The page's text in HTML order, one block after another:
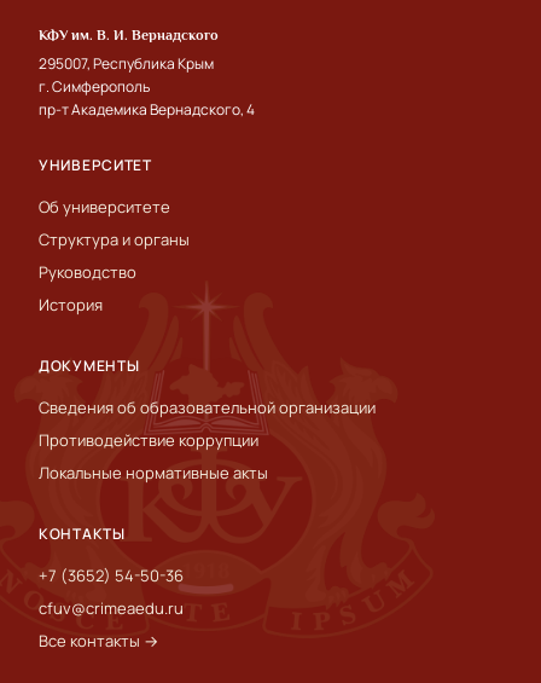
КФУ им. В. И. Вернадского
295007, Республика Крым
г. Симферополь
пр-т Академика Вернадского, 4
УНИВЕРСИТЕТ
Об университете
Структура и органы
Руководство
История
ДОКУМЕНТЫ
Сведения об образовательной организации
Противодействие коррупции
Локальные нормативные акты
КОНТАКТЫ
+7 (3652) 54-50-36
cfuv@crimeaedu.ru
Все контакты →